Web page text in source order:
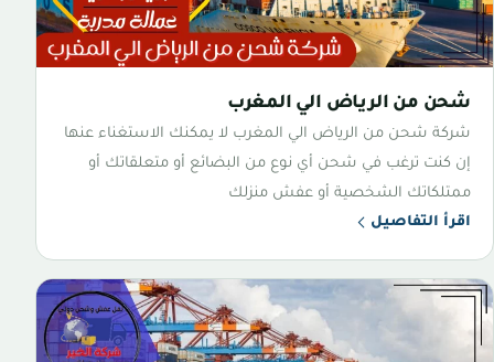
شحن من الرياض الي المغرب
شركة شحن من الرياض الي المغرب لا يمكنك الاستغناء عنها
إن كنت ترغب في شحن أي نوع من البضائع أو متعلقاتك أو
ممتلكاتك الشخصية أو عفش منزلك
اقرأ التفاصيل